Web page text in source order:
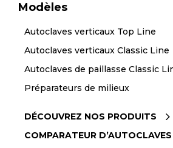
Modèles
Autoclaves verticaux Top Line
Autoclaves verticaux Classic Line
Autoclaves de paillasse Classic
Préparateurs de milieux
DÉCOUVREZ NOS PRODUITS
COMPARATEUR D’AUTOCLAVES